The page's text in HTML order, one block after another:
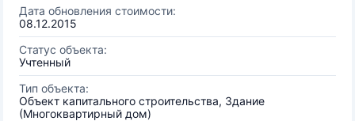
Дата обновления стоимости:
08.12.2015
Статус объекта:
Учтенный
Тип объекта:
Объект капитального строительства, Здание
(Многоквартирный дом)